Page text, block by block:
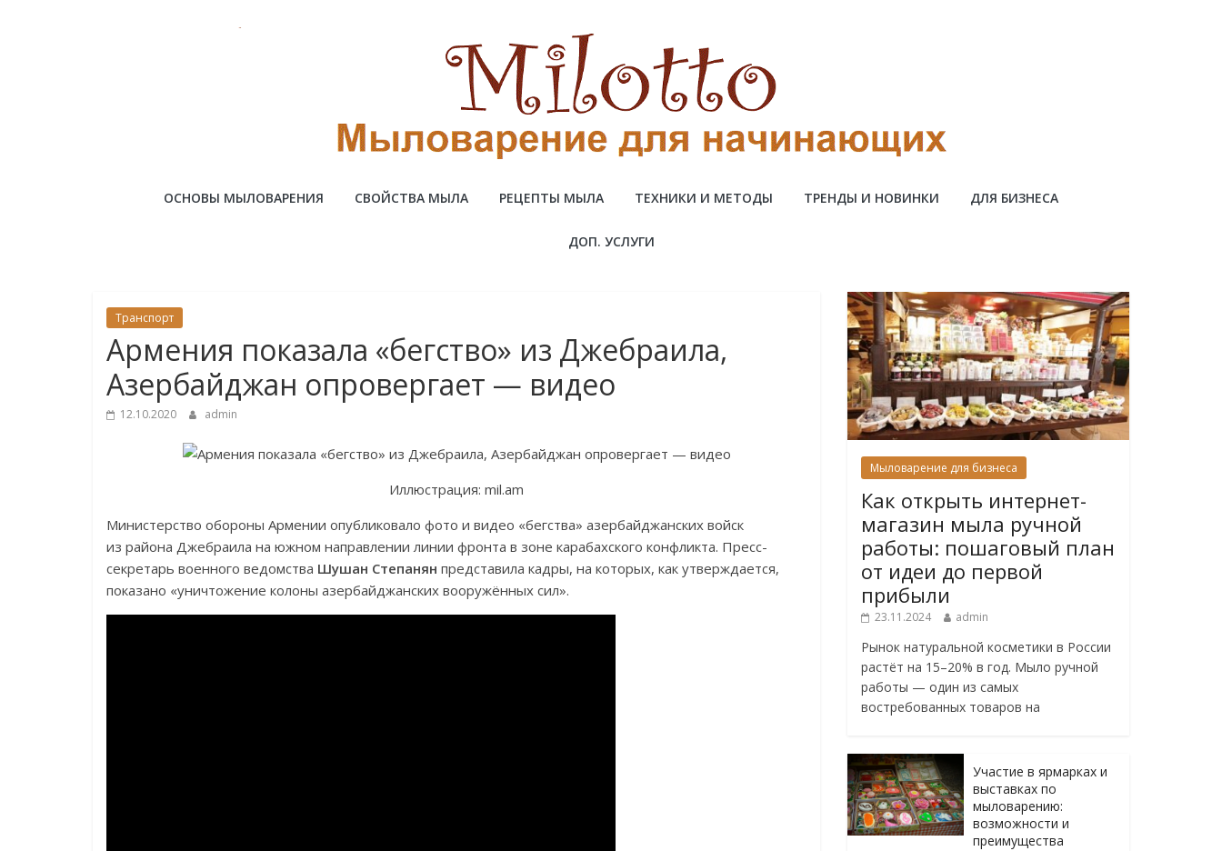
Милотто
ОСНОВЫ МЫЛОВАРЕНИЯ СВОЙСТВА МЫЛА РЕЦЕПТЫ МЫЛА ТЕХНИКИ И МЕТОДЫ ТРЕНДЫ И НОВИНКИ ДЛЯ БИЗНЕСА
ДОП. УСЛУГИ
Транспорт
Армения показала «бегство» из Джебраила,
Азербайджан опровергает — видео
12.10.2020 admin
Иллюстрация: mil.am
Министерство обороны Армении опубликовало фото и видео «бегства» азербайджанских войск
из района Джебраила на южном направлении линии фронта в зоне карабахского конфликта. Пресс-
секретарь военного ведомства Шушан Степанян представила кадры, на которых, как утверждается,
показано «уничтожение колоны азербайджанских вооружённых сил».
Мыловарение для бизнеса
Как открыть интернет-
магазин мыла ручной
работы: пошаговый план
от идеи до первой
прибыли
23.11.2024 admin
Рынок натуральной косметики в России
растёт на 15–20% в год. Мыло ручной
работы — один из самых
востребованных товаров на
Участие в ярмарках и
выставках по
мыловарению:
возможности и
преимущества